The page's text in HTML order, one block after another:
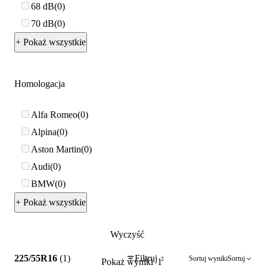
68 dB 0
70 dB 0
+ Pokaż wszystkie
Homologacja
Alfa Romeo 0
Alpina 0
Aston Martin 0
Audi 0
BMW 0
+ Pokaż wszystkie
Wyczyść
Pokaż wyniki 1
225/55R16 (1) Filtruj 2 Sortuj wynikiSortuj